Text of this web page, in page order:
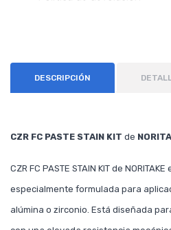
DESCRIPCIÓN
CZR FC PASTE STAIN KIT de
CZR FC PASTE STAIN KIT de
especialmente formulada para
alúmina o zirconio. Está diseñada